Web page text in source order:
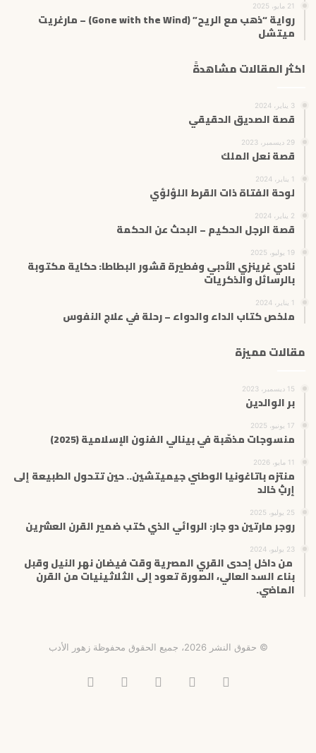
21 مايو، 2025
رواية “ذهب مع الريح” (Gone with the Wind) – مارغريت
ميتشل
اكثر المقالات مشاهدةً
3 يناير، 2024
قصة الصديق الحقيقي
29 ديسمبر، 2023
قصة نعل الملك
1 يناير، 2024
لوحة الفتاة ذات القرط اللؤلؤي
2 يناير، 2024
قصة الرجل الحكيم – البحث عن الحكمة
19 يوليو، 2025
نادي غرينزي الأدبي وفطيرة قشور البطاطا: حكاية مكتوبة
بالرسائل والذكريات
1 يناير، 2024
ملخص كتاب الداء والدواء – رحلة في علاج النفوس
مقالات مميزة
15 ديسمبر، 2023
بر الوالدين
17 يونيو، 2025
منسوجات مذهّبة في بينالي الفنون الإسلامية (2025)
11 مايو، 2026
منتزه باتاغونيا الوطني جيميتشين.. حين تتحول الطبيعة إلى
إرثٍ خالد
25 يوليو، 2025
روجر مارتين دو جار: الروائي الذي كتب ضمير القرن العشرين
23 يوليو، 2024
من داخل إحدى القري المصرية وقت فيضان نهر النيل وقبل
بناء السد العالي، الصورة تعود إلى الثلاثينيات من القرن
الماضي.
© حقوق النشر 2026، جميع الحقوق محفوظة زهور الأدب
فيسبوك انستقرامتيلقرام